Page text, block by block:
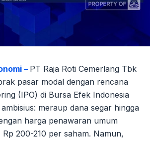
– PT Raja Roti Cemerlang Tbk
pasar modal dengan rencana
(IPO) di Bursa Efek Indonesia
meraup dana segar hingga
harga penawaran umum
Rp 200-210 per saham. Namun,